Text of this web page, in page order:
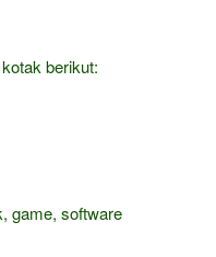
berikut:
game, software